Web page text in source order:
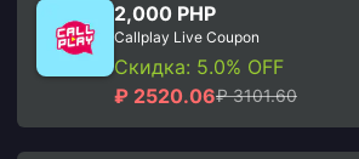
2,000 PHP
Callplay Live Coupon
Скидка: 5.0% OFF
₽ 2520.06₽ 3101.60